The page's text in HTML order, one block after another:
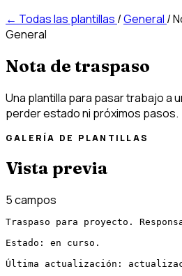
← Todas las plantillas /General /
General
Nota de traspaso
Una plantilla para pasar trabajo a
perder estado ni próximos pasos.
GALERÍA DE PLANTILLAS
Vista previa
5 campos
Traspaso para proyecto.
Estado: en curso.
Última actualización: